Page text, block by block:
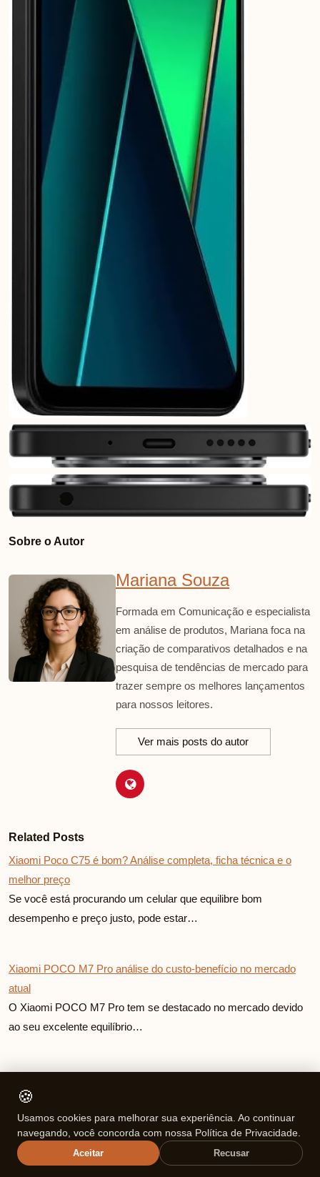
Sobre o Autor
Mariana Souza
Formada em Comunicação e especialista
em análise de produtos, Mariana foca na
criação de comparativos detalhados e na
pesquisa de tendências de mercado para
trazer sempre os melhores lançamentos
para nossos leitores.
Ver mais posts do autor
Related Posts
Xiaomi Poco C75 é bom? Análise completa, ficha técnica e o
melhor preço
Se você está procurando um celular que equilibre bom
desempenho e preço justo, pode estar…
Xiaomi POCO M7 Pro análise do custo-benefício no mercado
atual
O Xiaomi POCO M7 Pro tem se destacado no mercado devido
ao seu excelente equilíbrio…
atual
Nos últimos anos, a Xiaomi se destacou no mercado de
smartphones, oferecendo dispositivos com uma…
🍪
Usamos cookies para melhorar sua experiência. Ao continuar
navegando, você concorda com nossa Política de Privacidade.
Aceitar Recusar